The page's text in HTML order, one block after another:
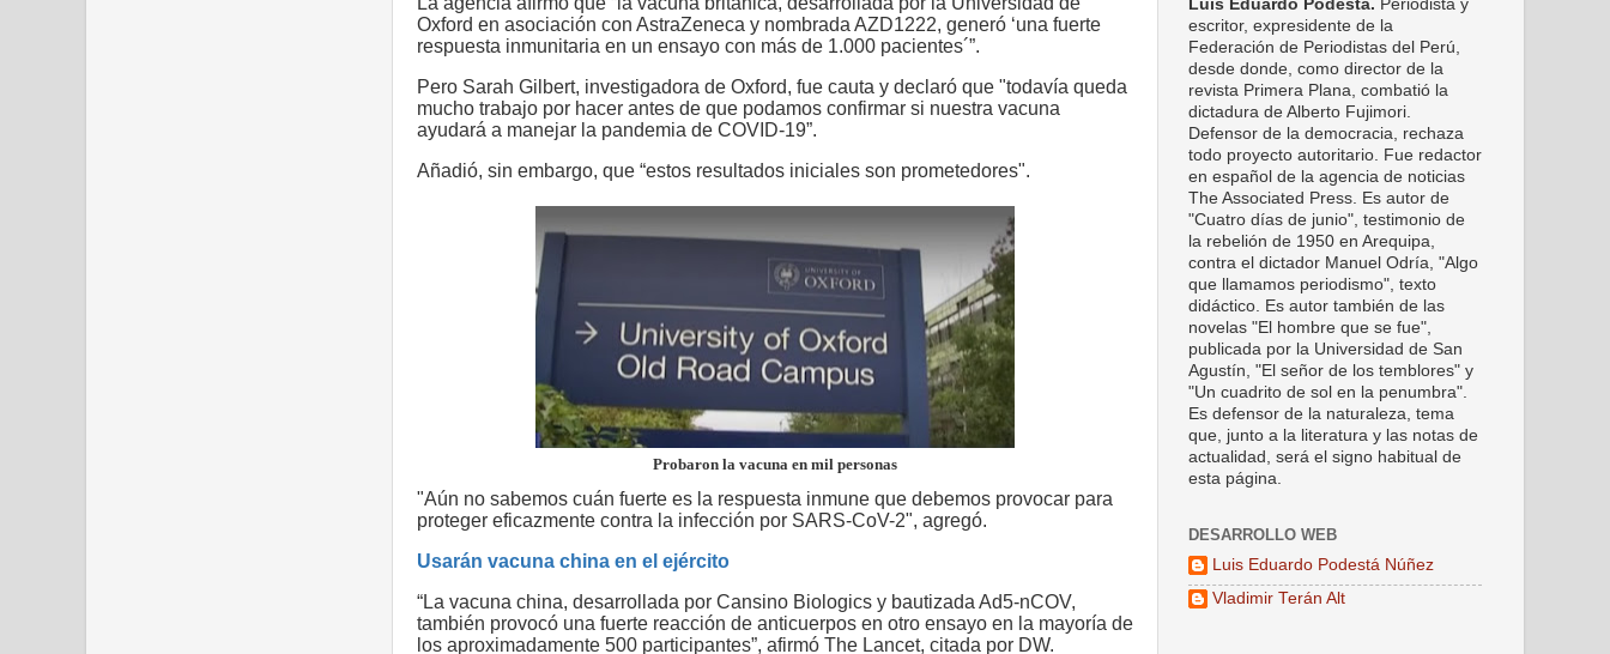
Oxford en asociación con AstraZeneca y nombrada AZD1222, generó ‘una fuerte
respuesta inmunitaria en un ensayo con más de 1.000 pacientes´”.
Pero Sarah Gilbert, investigadora de Oxford, fue cauta y declaró que "todavía queda
mucho trabajo por hacer antes de que podamos confirmar si nuestra vacuna
ayudará a manejar la pandemia de COVID-19”.
Añadió, sin embargo, que “estos resultados iniciales son prometedores".
Probaron la vacuna en mil personas
"Aún no sabemos cuán fuerte es la respuesta inmune que debemos provocar para
proteger eficazmente contra la infección por SARS-CoV-2", agregó.
Usarán vacuna china en el ejército
“La vacuna china, desarrollada por Cansino Biologics y bautizada Ad5-nCOV,
también provocó una fuerte reacción de anticuerpos en otro ensayo en la mayoría de
los aproximadamente 500 participantes”, afirmó The Lancet, citada por DW.
Luis Eduardo Podestá. Periodista y
escritor, expresidente de la
Federación de Periodistas del Perú,
desde donde, como director de la
revista Primera Plana, combatió la
dictadura de Alberto Fujimori.
Defensor de la democracia, rechaza
todo proyecto autoritario. Fue redactor
en español de la agencia de noticias
The Associated Press. Es autor de
"Cuatro días de junio", testimonio de
la rebelión de 1950 en Arequipa,
contra el dictador Manuel Odría, "Algo
que llamamos periodismo", texto
didáctico. Es autor también de las
novelas "El hombre que se fue",
publicada por la Universidad de San
Agustín, "El señor de los temblores" y
"Un cuadrito de sol en la penumbra".
Es defensor de la naturaleza, tema
que, junto a la literatura y las notas de
actualidad, será el signo habitual de
esta página.
DESARROLLO WEB
Luis Eduardo Podestá Núñez
Vladimir Terán Alt